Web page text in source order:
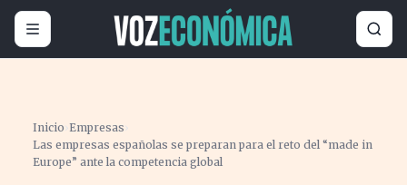
Inicio ›Empresas ›
Las empresas españolas se preparan para el reto del “made in
Europe” ante la competencia global